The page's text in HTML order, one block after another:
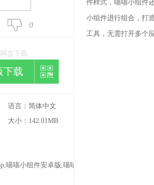
0
盘下载
下载
语言：简体中文
大小：142.01MB
喵喵小组件安卓版,喵喵
件样式，喵喵小组件
小组件进行组合，打
工具，无需打开多个